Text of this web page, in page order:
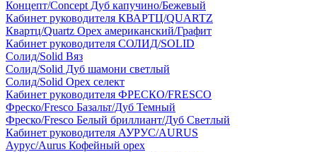
Концепт/Concept Дуб капучино/Бежевый
Кабинет руководителя КВАРТЦ/QUARTZ
Квартц/Quartz Орех американский/Графит
Кабинет руководителя СОЛИД/SOLID
Солид/Solid Вяз
Солид/Solid Дуб шамони светлый
Солид/Solid Орех селект
Кабинет руководителя ФРЕСКО/FRESCO
Фреско/Fresco Базальт/Дуб Темный
Фреско/Fresco Белый бриллиант/Дуб Светлый
Кабинет руководителя АУРУС/AURUS
Аурус/Aurus Кофейный орех